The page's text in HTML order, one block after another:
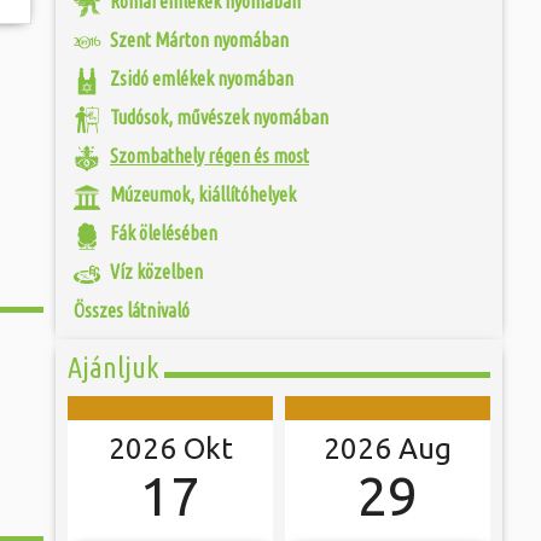
Év óta
fel Szombathely
Római
értékekről hallva,
templomuk
a
A találkozó
játékkal és
a lépést a
Szent Márton nyomában
Zsidó emlékek nyomában
Tudósok, művészek nyomában
Szombathely régen és most
Múzeumok, kiállítóhelyek
Fák ölelésében
Víz közelben
Összes látnivaló
Ajánljuk
2026 Okt
17
2026 Aug
29